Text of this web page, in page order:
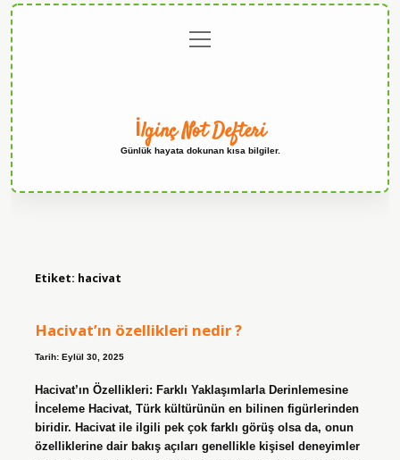
menüyü
aç
İlginç Not Defteri
Günlük hayata dokunan kısa bilgiler.
Etiket: hacivat
Hacivat’ın özellikleri nedir ?
Tarih: Eylül 30, 2025
Hacivat’ın Özellikleri: Farklı Yaklaşımlarla Derinlemesine
İnceleme Hacivat, Türk kültürünün en bilinen figürlerinden
biridir. Hacivat ile ilgili pek çok farklı görüş olsa da, onun
özelliklerine dair bakış açıları genellikle kişisel deneyimler